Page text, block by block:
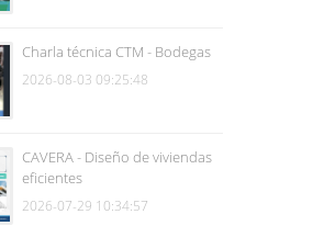
Charla técnica CTM - Bodegas
2026-08-03 09:25:48
CAVERA - Diseño de viviendas
eficientes
2026-07-29 10:34:57